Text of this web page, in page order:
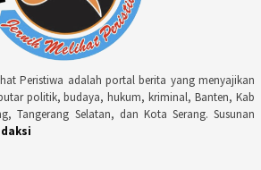
Peristiwa adalah portal berita yang menyajikan
politik, budaya, hukum, kriminal, Banten, Kab
Tangerang Selatan, dan Kota Serang. Susunan